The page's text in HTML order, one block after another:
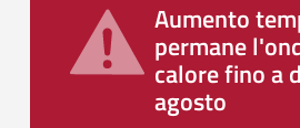
Aumento
permane
calore fino a
agosto